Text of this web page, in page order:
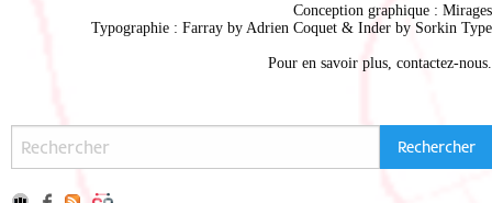
Conception graphique : Mirages
Typographie : Farray by Adrien Coquet & Inder by Sorkin Type
Pour en savoir plus, contactez-nous